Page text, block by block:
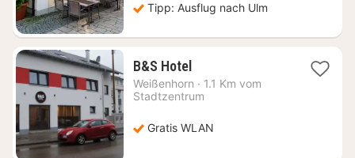
Tipp: Ausflug nach Ulm
B&S Hotel1
Nacht
ab
€
Weißenhorn · 1.1 Km vom
Stadtzentrum
Gratis WLAN